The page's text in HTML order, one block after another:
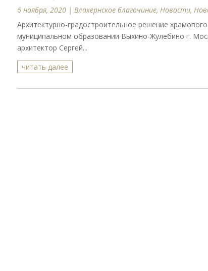
6 ноября, 2020| Влахернское благочиние, Новости,
Архитектурно-градостроительное решение
муниципальном образовании Выхино-Жулебино г.
архитектор Сергей...
читать далее